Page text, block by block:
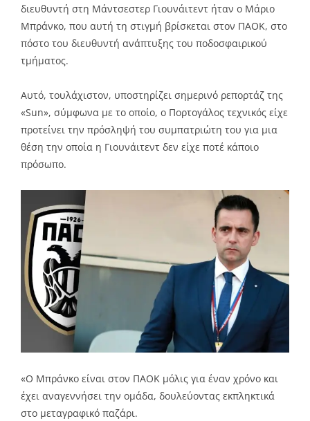
διευθυντή στη Μάντσεστερ Γιουνάιτεντ ήταν ο Μάριο
Μπράνκο, που αυτή τη στιγμή βρίσκεται στον ΠΑΟΚ, στο
πόστο του διευθυντή ανάπτυξης του ποδοσφαιρικού
τμήματος.
Αυτό, τουλάχιστον, υποστηρίζει σημερινό ρεπορτάζ της
«Sun», σύμφωνα με το οποίο, ο Πορτογάλος τεχνικός είχε
προτείνει την πρόσληψή του συμπατριώτη του για μια
θέση την οποία η Γιουνάιτεντ δεν είχε ποτέ κάποιο
πρόσωπο.
«Ο Μπράνκο είναι στον ΠΑΟΚ μόλις για έναν χρόνο και
έχει αναγεννήσει την ομάδα, δουλεύοντας εκπληκτικά
στο μεταγραφικό παζάρι.